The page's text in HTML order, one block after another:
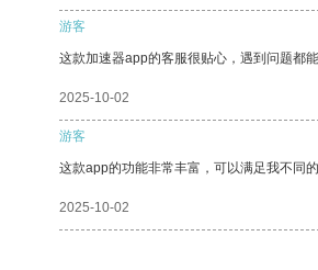
游客
这款加速器app的客服很贴心，遇到问题都
2025-10-02
游客
这款app的功能非常丰富，可以满足我不同的
2025-10-02